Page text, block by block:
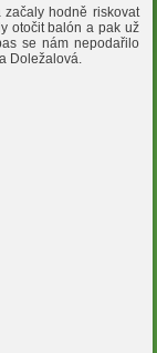
začaly hodně riskovat
otočit balón a pak už
se nám nepodařilo
Doležalová.